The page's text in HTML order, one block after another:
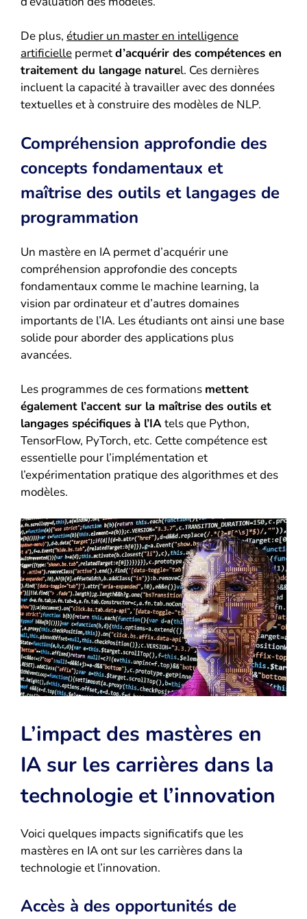
De plus, étudier un master en intelligence
artificielle permetd’acquérir des compétences en
traitement du langage naturel. Ces dernières
incluent la capacité à travailler avec des données
textuelles et à construire des modèles de NLP.
Compréhension approfondie des
concepts fondamentaux et
maîtrise des outils et langages de
programmation
Un mastère en IA permet d’acquérir une
compréhension approfondie des concepts
fondamentaux comme le machine learning, la
vision par ordinateur et d’autres domaines
importants de l’IA. Les étudiants ont ainsi une base
solide pour aborder des applications plus
avancées.
Les programmes de ces formations mettent
également l’accent sur la maîtrise des outils et
langages spécifiques à l’IAtels que Python,
TensorFlow, PyTorch, etc. Cette compétence est
essentielle pour l’implémentation et
l’expérimentation pratique des algorithmes et des
modèles.
L’impact des mastères en
IA sur les carrières dans la
technologie et l’innovation
Voici quelques impacts significatifs que les
mastères en IA ont sur les carrières dans la
technologie et l’innovation.
Accès à des opportunités de